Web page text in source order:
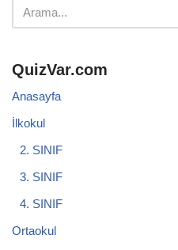
QuizVar.com
Anasayfa
İlkokul
2. SINIF
3. SINIF
4. SINIF
Ortaokul